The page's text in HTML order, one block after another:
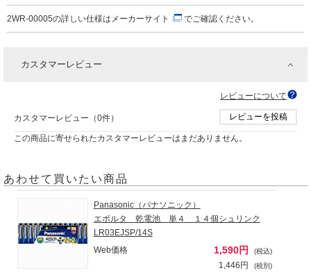
2WR-00005の詳しい仕様は メーカーサイト でご確認ください。
カスタマーレビュー
レビューについて
カスタマーレビュー（0件） レビューを投稿
この商品に寄せられたカスタマーレビューはまだありません。
あわせて買いたい商品
Panasonic（パナソニック）
エボルタ 乾電池 単４ １４個シュリンク
LR03EJSP/14S
Web価格
1,590円 (税込)
1,446円 (税別)